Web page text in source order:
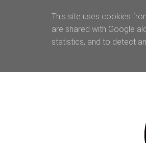
This site uses cookies
are shared with Google
statistics, and to detect